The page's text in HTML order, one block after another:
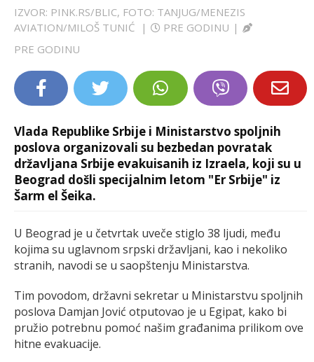
IZVOR: PINK.RS/BLIC, FOTO: TANJUG/MENEZIS
AVIATION/MILOŠ TUNIĆ
| PRE GODINU |
PRE GODINU
Vlada Republike Srbije i Ministarstvo spoljnih
poslova organizovali su bezbedan povratak
državljana Srbije evakuisanih iz Izraela, koji su u
Beograd došli specijalnim letom "Er Srbije" iz
Šarm el Šeika.
U Beograd je u četvrtak uveče stiglo 38 ljudi, među
kojima su uglavnom srpski državljani, kao i nekoliko
stranih, navodi se u saopštenju Ministarstva.
Tim povodom, državni sekretar u Ministarstvu spoljnih
poslova Damjan Jović otputovao je u Egipat, kako bi
pružio potrebnu pomoć našim građanima prilikom ove
hitne evakuacije.